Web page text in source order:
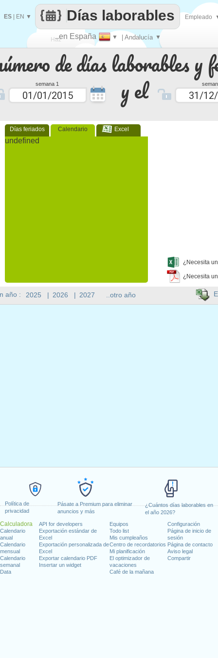
Política de
privacidad
Pásate a Premium para eliminar
anuncios y más
¿Cuántos días laborables en
el año 2026?
Calculadora
Calendario
anual
Calendario
mensual
Calendario
semanal
Data
API for developers
Exportación estándar de
Excel
Exportación personalizada de
Excel
Exportar calendario PDF
Insertar un widget
Equipos
Todo list
Mis cumpleaños
Centro de recordatorios
Mi planificación
El optimizador de
vacaciones
Café de la mañana
Configuración
Página de inicio de
sesión
Página de contacto
Aviso legal
Compartir
de días laborables y
semana 1 y el
Días feriados Calendario Excel
undefined
¿Necesita
¿Necesita
Haz
que
..en España ▼ | Andalucía ▼
Días laborables
ES EN ▼ Empleado
año : 2025 | 2026 | 2027 ..otro año